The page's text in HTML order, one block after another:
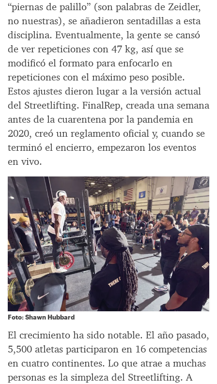
“piernas de palillo” (son palabras de Zeidler,
no nuestras), se añadieron sentadillas a esta
disciplina. Eventualmente, la gente se cansó
de ver repeticiones con 47 kg, así que se
modificó el formato para enfocarlo en
repeticiones con el máximo peso posible.
Estos ajustes dieron lugar a la versión actual
del Streetlifting. FinalRep, creada una semana
antes de la cuarentena por la pandemia en
2020, creó un reglamento oficial y, cuando se
terminó el encierro, empezaron los eventos
en vivo.
Foto: Shawn Hubbard
El crecimiento ha sido notable. El año pasado,
5,500 atletas participaron en 16 competencias
en cuatro continentes. Lo que atrae a muchas
personas es la simpleza del Streetlifting. A